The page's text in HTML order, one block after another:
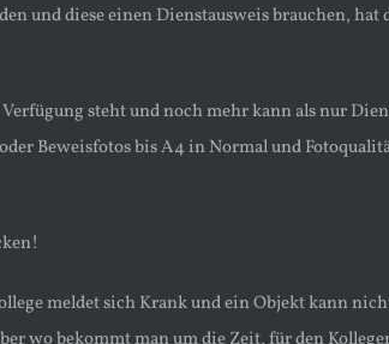
und diese einen Dienstausweis brauchen,
steht und noch mehr kann als nur
Beweisfotos bis A4 in Normal und
meldet sich Krank und ein Objekt kann